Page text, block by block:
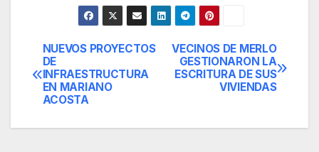
Navegación
de
VECINOS DE MERLO
GESTIONARON LA
ESCRITURA DE SUS
VIVIENDAS
NUEVOS PROYECTOS
DE
INFRAESTRUCTURA
EN MARIANO
ACOSTA